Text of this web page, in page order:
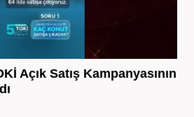
Açık Satış Kampanyasının